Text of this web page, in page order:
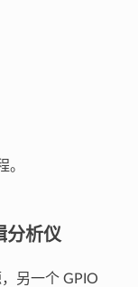
。
分析仪
另一个 GPIO